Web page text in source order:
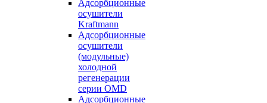
Адсорбционные
осушители
Kraftmann
Адсорбционные
осушители
(модульные)
холодной
регенерации
серии OMD
Адсорбционные